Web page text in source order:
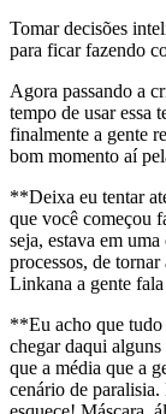
Tomar decisões
para ficar fazendo
Agora passando a
tempo de usar essa
finalmente a gente
bom momento aí
**Deixa eu tentar
que você começou
seja, estava em
processos, de
Linkana a gente
**Eu acho que tudo
chegar daqui alguns
que a média que a
cenário de paralisia.